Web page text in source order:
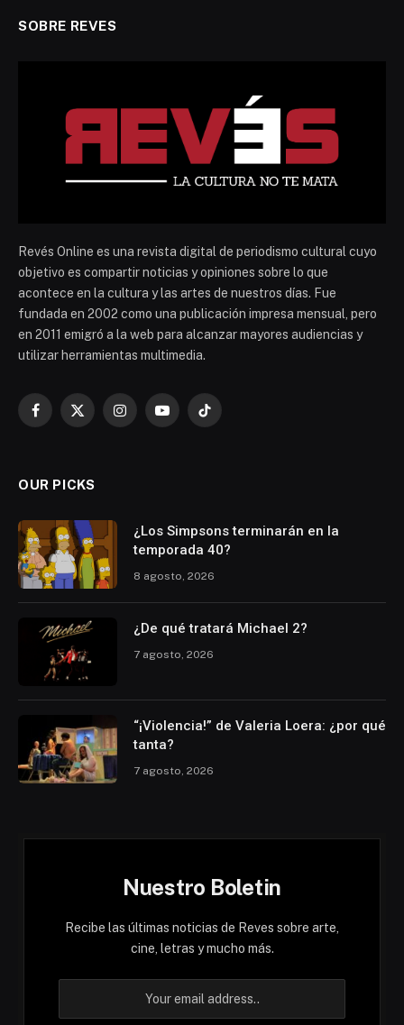
SOBRE REVES
Revés Online es una revista digital de periodismo cultural cuyo
objetivo es compartir noticias y opiniones sobre lo que
acontece en la cultura y las artes de nuestros días. Fue
fundada en 2002 como una publicación impresa mensual, pero
en 2011 emigró a la web para alcanzar mayores audiencias y
utilizar herramientas multimedia.
Facebook
X
InstagramYouTubeTikTok
OUR PICKS
¿Los Simpsons terminarán en la
temporada 40?
8 agosto, 2026
¿De qué tratará Michael 2?
7 agosto, 2026
“¡Violencia!” de Valeria Loera: ¿por qué
tanta?
7 agosto, 2026
Nuestro Boletin
Recibe las últimas noticias de Reves sobre arte,
cine, letras y mucho más.